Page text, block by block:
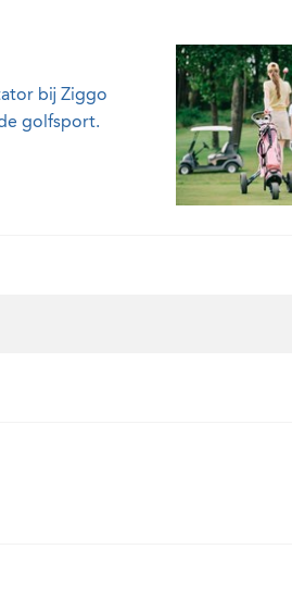
bij Ziggo
golfsport.